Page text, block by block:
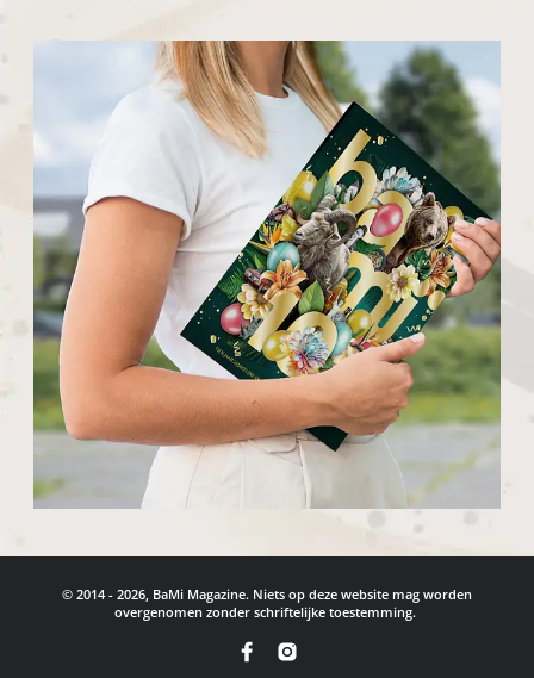
© 2014 - 2026, BaMi Magazine. Niets op deze website mag worden
overgenomen zonder schriftelijke toestemming.